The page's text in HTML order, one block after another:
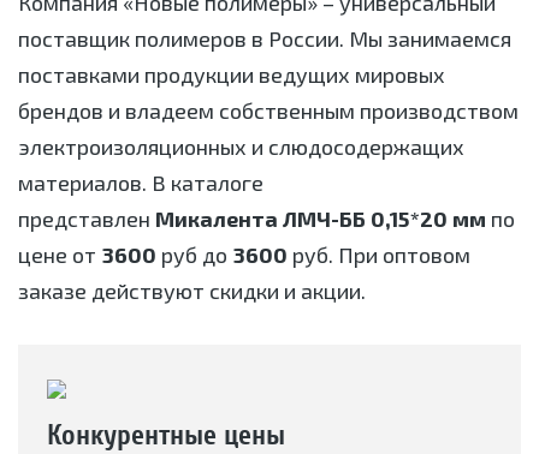
поставщик полимеров в России. Мы занимаемся
поставками продукции ведущих мировых
брендов и владеем собственным производством
электроизоляционных и слюдосодержащих
материалов. В каталоге
представлен Микалента ЛМЧ-ББ 0,15*20 мм по
цене от 3600 руб до 3600 руб. При оптовом
заказе действуют скидки и акции.
Конкурентные цены